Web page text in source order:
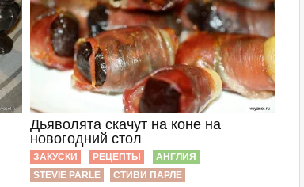
Дьяволята скачут на коне на
новогодний стол
ЗАКУСКИ РЕЦЕПТЫ
АНГЛИЯ
STEVIE PARLE
СТИВИ ПАРЛЕ